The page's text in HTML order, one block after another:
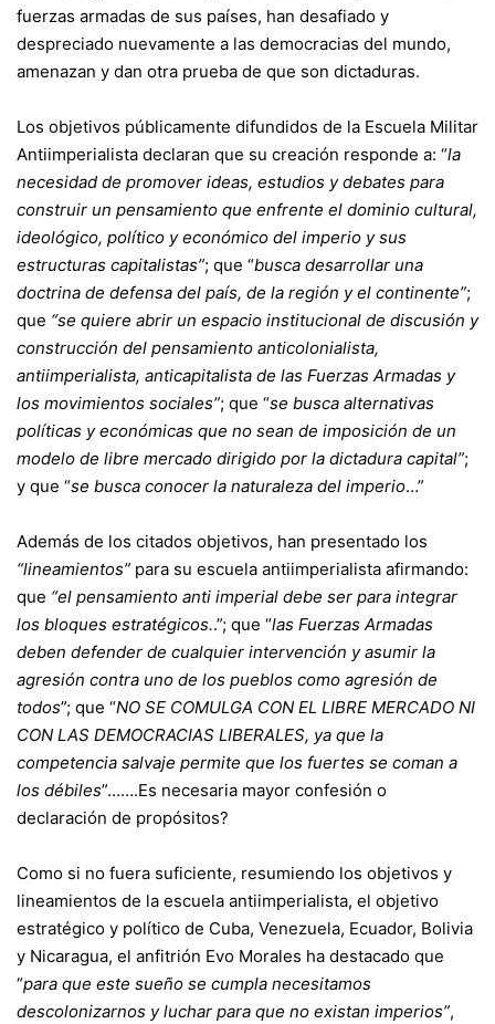
fuerzas armadas de sus países, han desafiado y
despreciado nuevamente a las democracias del mundo,
amenazan y dan otra prueba de que son dictaduras.
Los objetivos públicamente difundidos de la Escuela Militar
Antiimperialista declaran que su creación responde a: “la
necesidad de promover ideas, estudios y debates para
construir un pensamiento que enfrente el dominio cultural,
ideológico, político y económico del imperio y sus
estructuras capitalistas”; que “busca desarrollar una
doctrina de defensa del país, de la región y el continente”;
que “se quiere abrir un espacio institucional de discusión y
construcción del pensamiento anticolonialista,
antiimperialista, anticapitalista de las Fuerzas Armadas y
los movimientos sociales”; que “se busca alternativas
políticas y económicas que no sean de imposición de un
modelo de libre mercado dirigido por la dictadura capital”;
y que “se busca conocer la naturaleza del imperio…”
Además de los citados objetivos, han presentado los
“lineamientos” para su escuela antiimperialista afirmando:
que “el pensamiento anti imperial debe ser para integrar
los bloques estratégicos..”; que “las Fuerzas Armadas
deben defender de cualquier intervención y asumir la
agresión contra uno de los pueblos como agresión de
todos”; que “NO SE COMULGA CON EL LIBRE MERCADO NI
CON LAS DEMOCRACIAS LIBERALES, ya que la
competencia salvaje permite que los fuertes se coman a
los débiles”…….Es necesaria mayor confesión o
declaración de propósitos?
Como si no fuera suficiente, resumiendo los objetivos y
lineamientos de la escuela antiimperialista, el objetivo
estratégico y político de Cuba, Venezuela, Ecuador, Bolivia
y Nicaragua, el anfitrión Evo Morales ha destacado que
“para que este sueño se cumpla necesitamos
descolonizarnos y luchar para que no existan imperios”,